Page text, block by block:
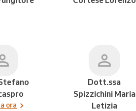
ora
Dott.ssa
Spizzichini Maria
Letizia